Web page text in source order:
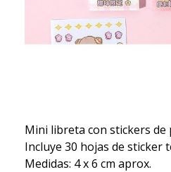
Mini libreta con stickers de
Incluye 30 hojas de sticker
Medidas: 4 x 6 cm aprox.